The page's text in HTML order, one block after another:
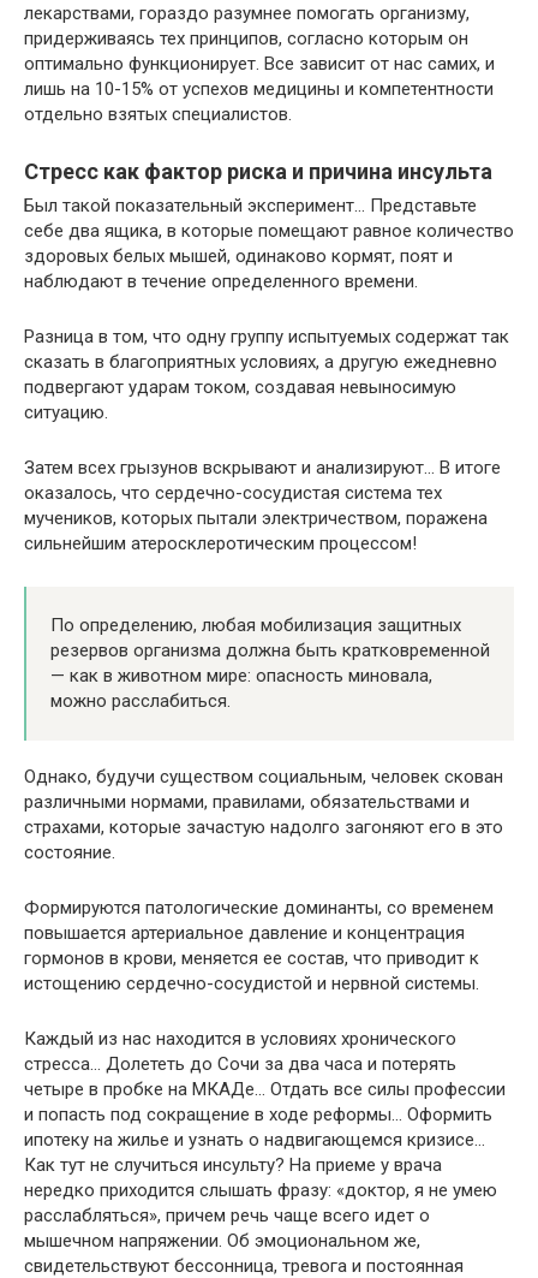
лекарствами, гораздо разумнее помогать организму,
придерживаясь тех принципов, согласно которым он
оптимально функционирует. Все зависит от нас самих, и
лишь на 10-15% от успехов медицины и компетентности
отдельно взятых специалистов.
Стресс как фактор риска и причина инсульта
Был такой показательный эксперимент… Представьте
себе два ящика, в которые помещают равное количество
здоровых белых мышей, одинаково кормят, поят и
наблюдают в течение определенного времени.
Разница в том, что одну группу испытуемых содержат так
сказать в благоприятных условиях, а другую ежедневно
подвергают ударам током, создавая невыносимую
ситуацию.
Затем всех грызунов вскрывают и анализируют… В итоге
оказалось, что сердечно-сосудистая система тех
мучеников, которых пытали электричеством, поражена
сильнейшим атеросклеротическим процессом!
По определению, любая мобилизация защитных
резервов организма должна быть кратковременной
— как в животном мире: опасность миновала,
можно расслабиться.
Однако, будучи существом социальным, человек скован
различными нормами, правилами, обязательствами и
страхами, которые зачастую надолго загоняют его в это
состояние.
Формируются патологические доминанты, со временем
повышается артериальное давление и концентрация
гормонов в крови, меняется ее состав, что приводит к
истощению сердечно-сосудистой и нервной системы.
Каждый из нас находится в условиях хронического
стресса… Долететь до Сочи за два часа и потерять
четыре в пробке на МКАДе… Отдать все силы профессии
и попасть под сокращение в ходе реформы… Оформить
ипотеку на жилье и узнать о надвигающемся кризисе…
Как тут не случиться инсульту? На приеме у врача
нередко приходится слышать фразу: «доктор, я не умею
расслабляться», причем речь чаще всего идет о
мышечном напряжении. Об эмоциональном же,
свидетельствуют бессонница, тревога и постоянная